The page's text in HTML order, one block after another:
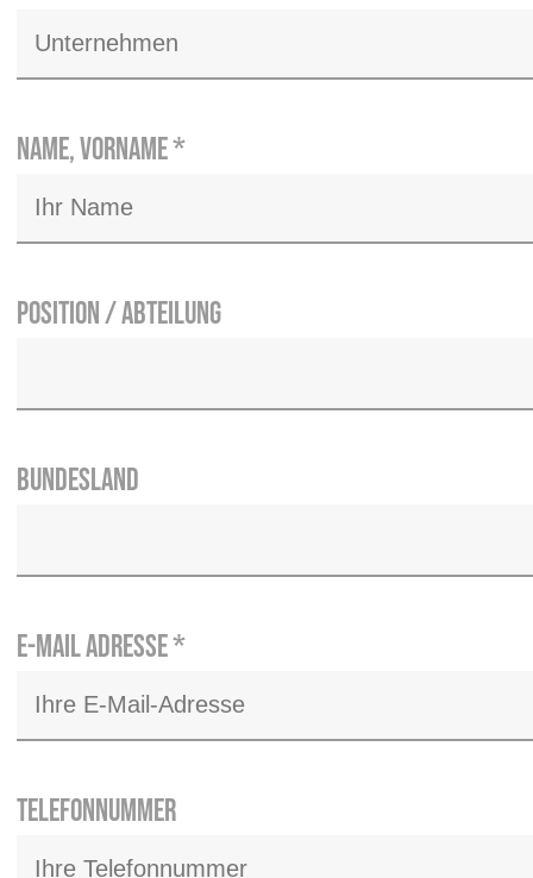
Ein Unternehmen der
Name, Vorname*
Position / Abteilung
Bundesland
E-Mail Adresse*
Telefonnummer